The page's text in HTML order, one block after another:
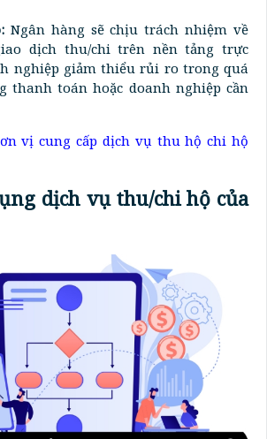
Ngân hàng sẽ chịu trách nhiệm về
dịch thu/chi trên nền tảng trực
nghiệp giảm thiểu rủi ro trong quá
thanh toán hoặc doanh nghiệp cần
vị cung cấp dịch vụ thu hộ chi hộ
dịch vụ thu/chi hộ của